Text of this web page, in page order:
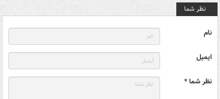
نظر شما
نام
ایمیل
نظر شما *